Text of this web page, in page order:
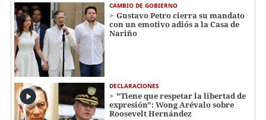
CAMBIO DE GOBIERNO
Gustavo Petro cierra su mandato
con un emotivo adiós a la Casa de
Nariño
DECLARACIONES
"Tiene que respetar la libertad de
expresión": Wong Arévalo sobre
Roosevelt Hernández